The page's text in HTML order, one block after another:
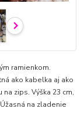
ramienkom.
ako kabelka aj ako
zips. Výška 23 cm,
na zladenie